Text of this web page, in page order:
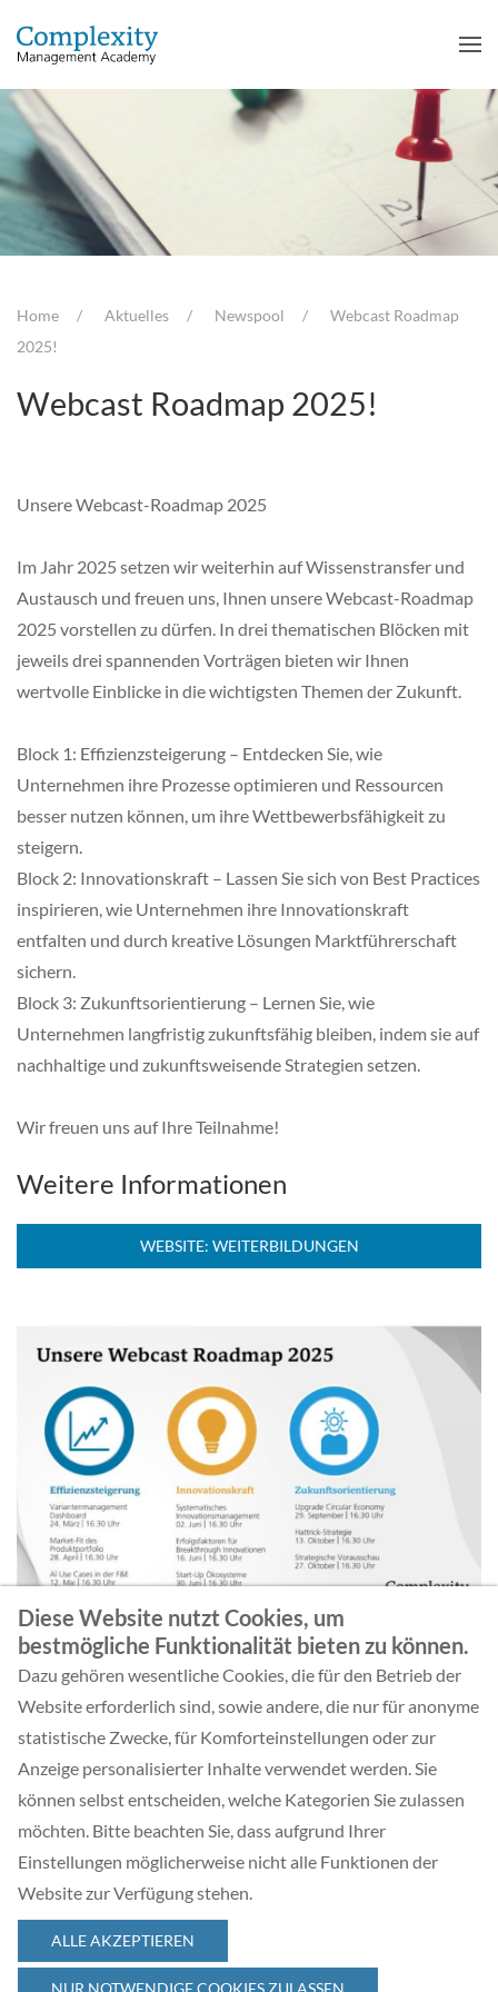
Home Aktuelles Newspool
Webcast Roadmap
2025!
Webcast Roadmap 2025!
Unsere Webcast-Roadmap 2025
Im Jahr 2025 setzen wir weiterhin auf Wissenstransfer und
Austausch und freuen uns, Ihnen unsere Webcast-Roadmap
2025 vorstellen zu dürfen. In drei thematischen Blöcken mit
jeweils drei spannenden Vorträgen bieten wir Ihnen
wertvolle Einblicke in die wichtigsten Themen der Zukunft.
Block 1: Effizienzsteigerung – Entdecken Sie, wie
Unternehmen ihre Prozesse optimieren und Ressourcen
besser nutzen können, um ihre Wettbewerbsfähigkeit zu
steigern.
Block 2: Innovationskraft – Lassen Sie sich von Best Practices
inspirieren, wie Unternehmen ihre Innovationskraft
entfalten und durch kreative Lösungen Marktführerschaft
sichern.
Block 3: Zukunftsorientierung – Lernen Sie, wie
Unternehmen langfristig zukunftsfähig bleiben, indem sie auf
nachhaltige und zukunftsweisende Strategien setzen.
Wir freuen uns auf Ihre Teilnahme!
Weitere Informationen
WEBSITE: WEITERBILDUNGEN
© 2026 Complexity Management Academy GmbH
Diese Website nutzt Cookies, um
bestmögliche Funktionalität bieten zu können.
Dazu gehören wesentliche Cookies, die für den Betrieb der
Website erforderlich sind, sowie andere, die nur für anonyme
statistische Zwecke, für Komforteinstellungen oder zur
Anzeige personalisierter Inhalte verwendet werden. Sie
können selbst entscheiden, welche Kategorien Sie zulassen
möchten. Bitte beachten Sie, dass aufgrund Ihrer
Einstellungen möglicherweise nicht alle Funktionen der
Website zur Verfügung stehen.
ALLE AKZEPTIEREN
NUR NOTWENDIGE COOKIES ZULASSEN